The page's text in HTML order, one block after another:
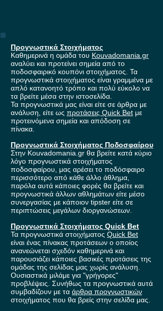
Προγνωστικά Στοιχήματος
Καθημερινά η ομάδα του Kouvadomania.gr
αναλύει και προτείνει σημεία από το
ποδοσφαιρικό κουπόνι στοιχήματος. Τα
προγνωστικά στοιχήματος είναι γραμμένα με
απλό κατανοητό τρόπο και πολύ εύκολο να
τα βρείτε μέσα στην ιστοσελίδα.
Τα προγνωστικά μας είναι είτε σε άρθρα με
ανάλυση, είτε ως προτάσεις Quick Bet με
προτεινόμενα σημεία και απόδοση σε
πίνακα.
Προγνωστικά Στοιχήματος Ποδοσφαίρου
Στην Kouvadomania.gr θα βρείτε κατά κύριο
λόγο προγνωστικά στοιχήματος
ποδοσφαίρου, μας αρέσει το ποδόσφαιρο
περισσότερο από κάθε άλλο άθλημα,
παρόλα αυτά κάποιες φορές θα βρείτε και
προγνωστικά άλλων αθλημάτων είτε μέσο
συνεργασίας με κάποιον tipster είτε σε
περιπτώσεις μεγάλων διοργανώσεων.
Προγνωστικά Στοιχήματος Quick Bet
Τα προγνωστικά στοιχήματος Quick Bet
είναι ένας πίνακας προτάσεων ο οποίος
ανανεώνεται σχεδόν καθημερινά και
παρουσιάζει κάποιες βασικές προτάσεις της
ομάδας της σελίδας μας χωρίς ανάλυση.
Ουσιαστικά μιλάμε για "γρήγορες"
προβλέψεις. Συνήθως τα προγνωστικά αυτά
συμβαδίζουν με τα άρθρα προγνωστικών
στοιχήματος που θα βρείς στην σελίδα μας.